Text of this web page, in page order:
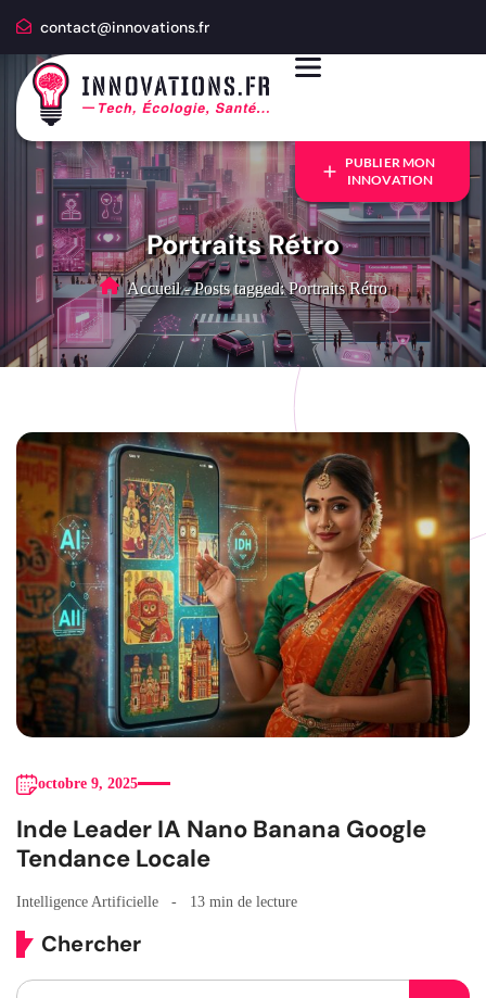
contact@innovations.fr
PUBLIER MON
INNOVATION
Portraits Rétro
Accueil - Posts tagged: Portraits Rétro
octobre 9, 2025
Inde Leader IA Nano Banana Google
Tendance Locale
Intelligence Artificielle 13 min de lecture
Chercher